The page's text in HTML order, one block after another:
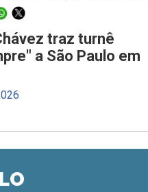
traz turnê
a São Paulo em